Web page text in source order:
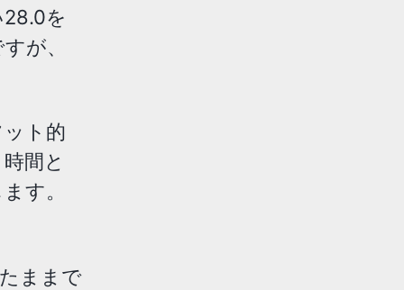
を
が、
ト的
間と
す。
ままで